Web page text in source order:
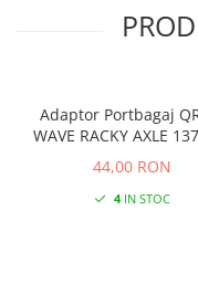
Adaptor Portbagaj
WAVE RACKY AXLE 137-177
mm
44,00 RON
4IN STOC